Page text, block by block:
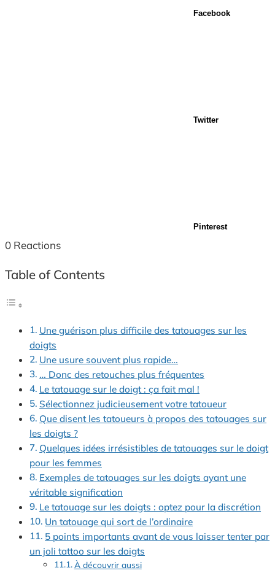
Facebook
Twitter
Pinterest
0 Reactions
Table of Contents
Une guérison plus difficile des tatouages sur les
doigts
Une usure souvent plus rapide…
… Donc des retouches plus fréquentes
Le tatouage sur le doigt : ça fait mal !
Sélectionnez judicieusement votre tatoueur
Que disent les tatoueurs à propos des tatouages sur
les doigts ?
Quelques idées irrésistibles de tatouages sur le doigt
pour les femmes
Exemples de tatouages sur les doigts ayant une
véritable signification
Le tatouage sur les doigts : optez pour la discrétion
Un tatouage qui sort de l’ordinaire
5 points importants avant de vous laisser tenter par
un joli tattoo sur les doigts
À découvrir aussi